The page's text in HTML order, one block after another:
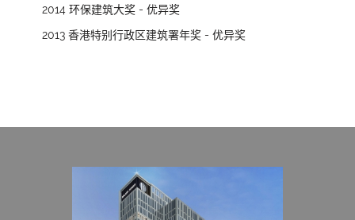
2014 环保建筑大奖 - 优异奖
2013 香港特别行政区建筑署年奖 - 优异奖